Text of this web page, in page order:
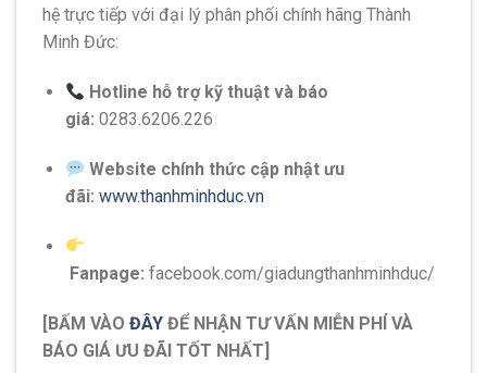
hệ trực tiếp với đại lý phân phối chính hãng Thành
Minh Đức:
Hotline hỗ trợ kỹ thuật và báo
giá: 0283.6206.226
Website chính thức cập nhật ưu
đãi: www.thanhminhduc.vn
Fanpage: facebook.com/giadungthanhminhduc/
[BẤM VÀO ĐÂY ĐỂ NHẬN TƯ VẤN MIỄN PHÍ VÀ
BÁO GIÁ ƯU ĐÃI TỐT NHẤT]